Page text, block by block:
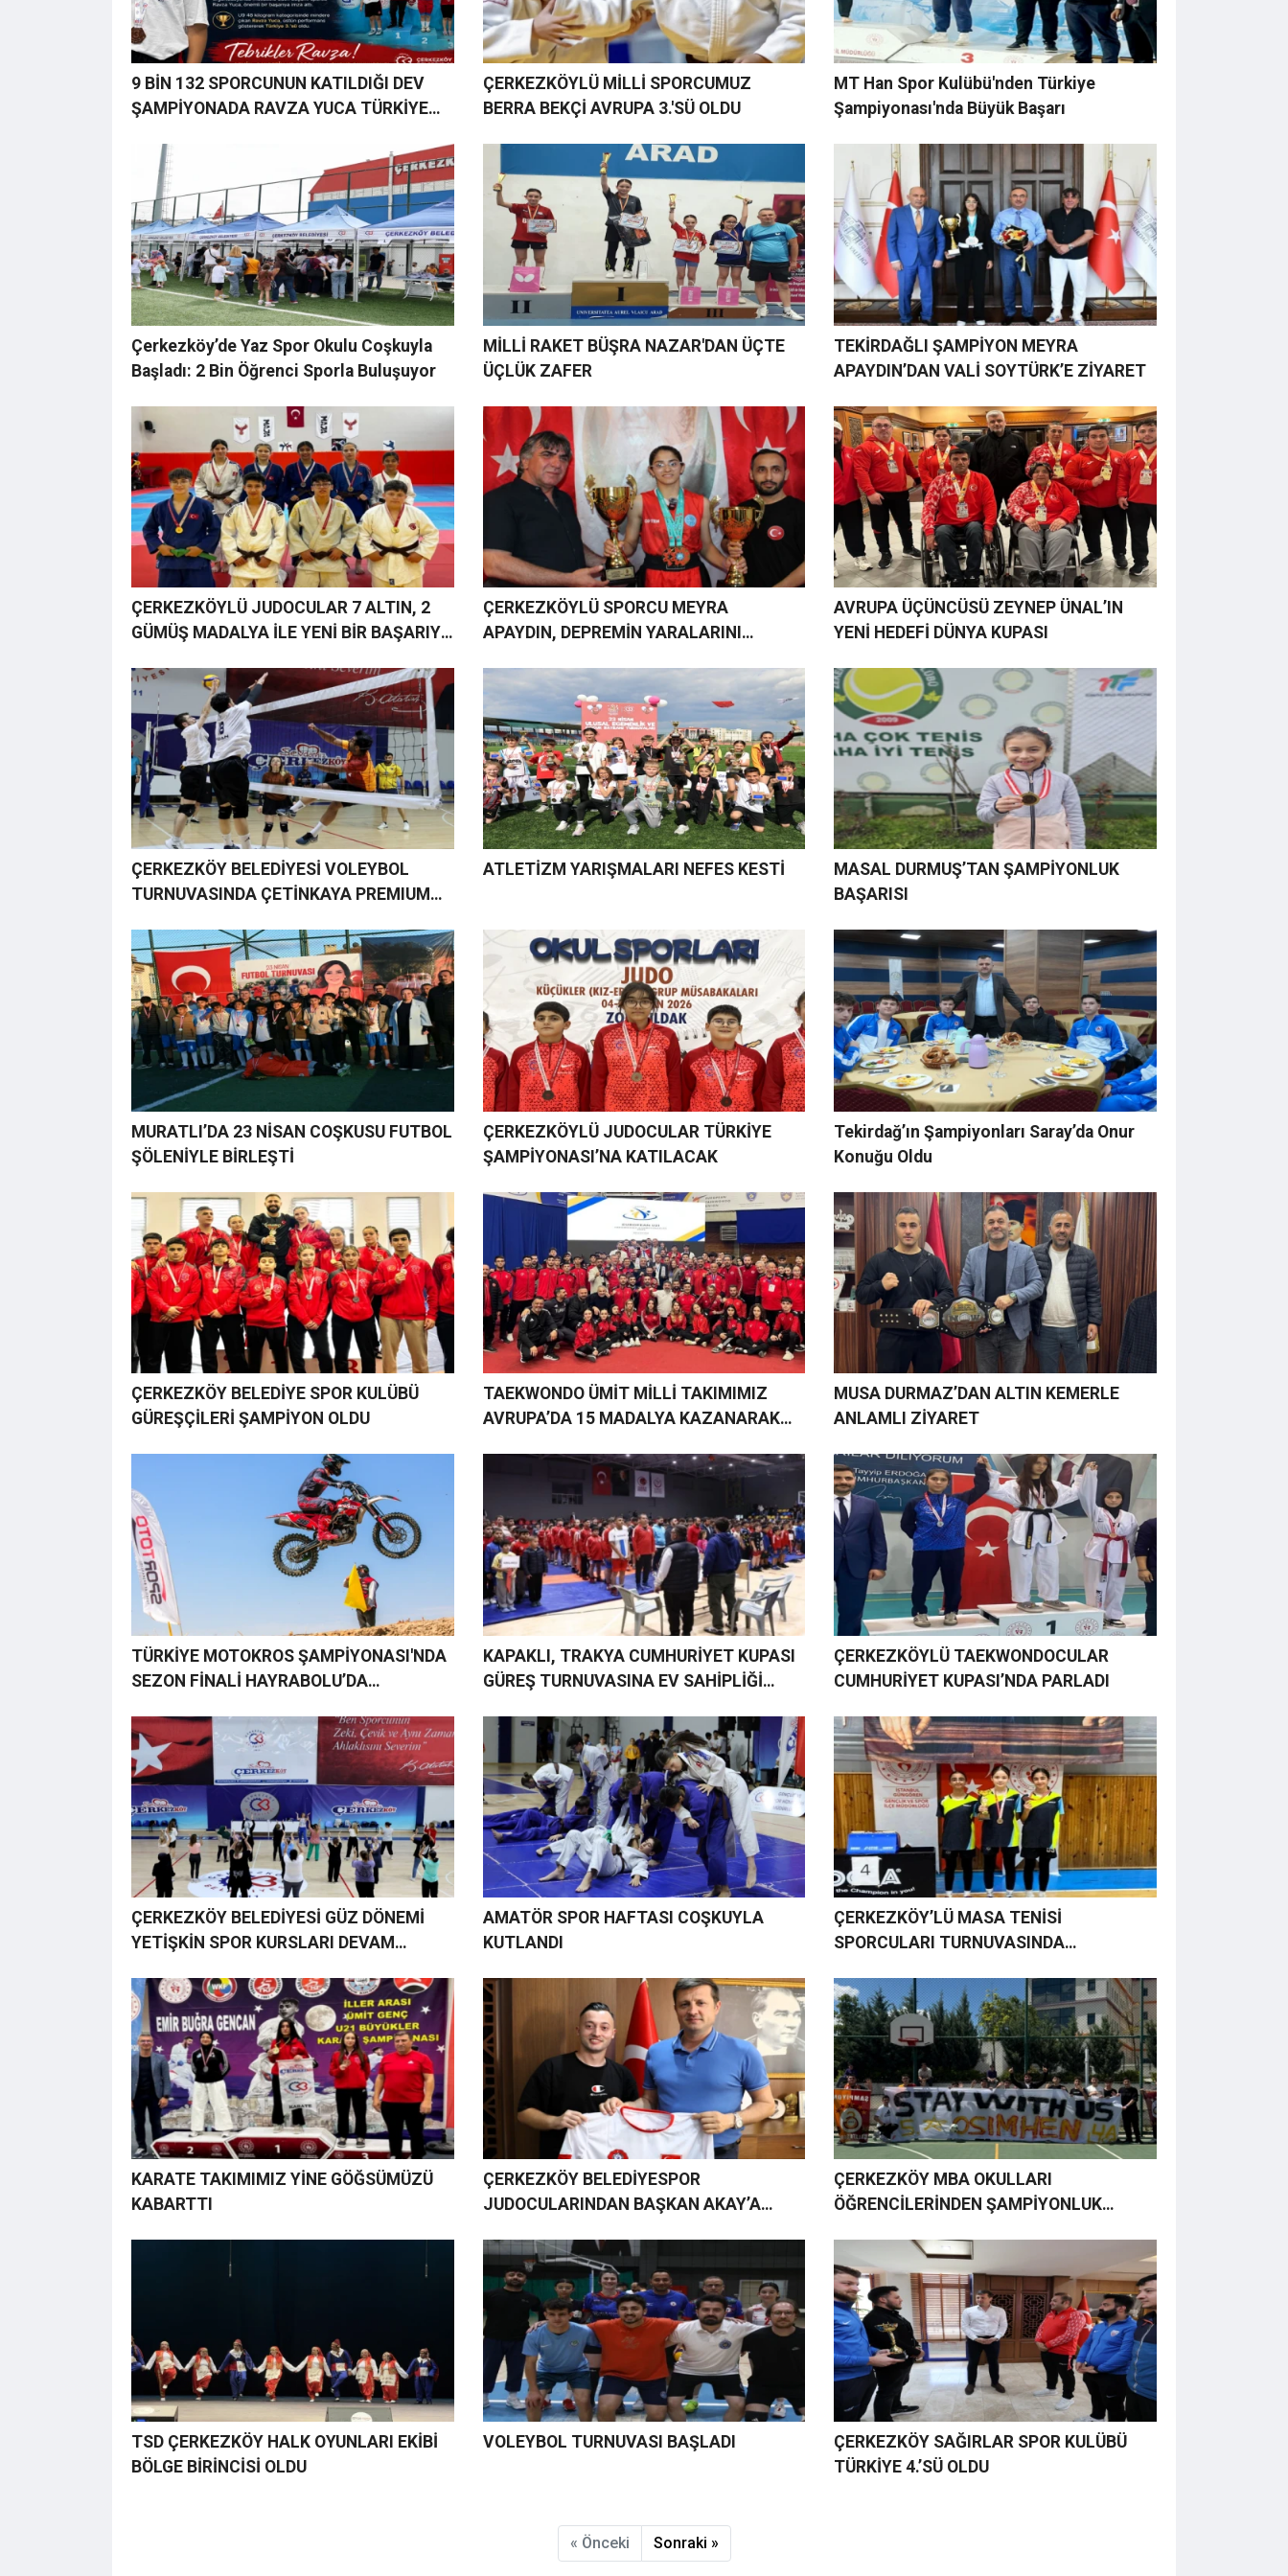
9 BİN 132 SPORCUNUN KATILDIĞI DEV
ŞAMPİYONADA RAVZA YUCA TÜRKİYE
ÇERKEZKÖYLÜ MİLLİ SPORCUMUZ
BERRA BEKÇİ AVRUPA 3.'SÜ OLDU
MT Han Spor Kulübü'nden Türkiye
Şampiyonası'nda Büyük Başarı
Çerkezköy’de Yaz Spor Okulu Coşkuyla
Başladı: 2 Bin Öğrenci Sporla Buluşuyor
MİLLİ RAKET BÜŞRA NAZAR'DAN ÜÇTE
ÜÇLÜK ZAFER
TEKİRDAĞLI ŞAMPİYON MEYRA
APAYDIN’DAN VALİ SOYTÜRK’E ZİYARET
ÇERKEZKÖYLÜ JUDOCULAR 7 ALTIN, 2
GÜMÜŞ MADALYA İLE YENİ BİR BAŞARIYA
ÇERKEZKÖYLÜ SPORCU MEYRA
APAYDIN, DEPREMİN YARALARINI
AVRUPA ÜÇÜNCÜSÜ ZEYNEP ÜNAL’IN
YENİ HEDEFİ DÜNYA KUPASI
ÇERKEZKÖY BELEDİYESİ VOLEYBOL
TURNUVASINDA ÇETİNKAYA PREMIUM
ATLETİZM YARIŞMALARI NEFES KESTİ
MASAL DURMUŞ’TAN ŞAMPİYONLUK
BAŞARISI
MURATLI’DA 23 NİSAN COŞKUSU FUTBOL
ŞÖLENİYLE BİRLEŞTİ
ÇERKEZKÖYLÜ JUDOCULAR TÜRKİYE
ŞAMPİYONASI’NA KATILACAK
Tekirdağ’ın Şampiyonları Saray’da Onur
Konuğu Oldu
ÇERKEZKÖY BELEDİYE SPOR KULÜBÜ
GÜREŞÇİLERİ ŞAMPİYON OLDU
TAEKWONDO ÜMİT MİLLİ TAKIMIMIZ
AVRUPA’DA 15 MADALYA KAZANARAK
MUSA DURMAZ’DAN ALTIN KEMERLE
ANLAMLI ZİYARET
TÜRKİYE MOTOKROS ŞAMPİYONASI'NDA
SEZON FİNALİ HAYRABOLU’DA
KAPAKLI, TRAKYA CUMHURİYET KUPASI
GÜREŞ TURNUVASINA EV SAHİPLİĞİ
ÇERKEZKÖYLÜ TAEKWONDOCULAR
CUMHURİYET KUPASI’NDA PARLADI
ÇERKEZKÖY BELEDİYESİ GÜZ DÖNEMİ
YETİŞKİN SPOR KURSLARI DEVAM
AMATÖR SPOR HAFTASI COŞKUYLA
KUTLANDI
ÇERKEZKÖY’LÜ MASA TENİSİ
SPORCULARI TURNUVASINDA
KARATE TAKIMIMIZ YİNE GÖĞSÜMÜZÜ
KABARTTI
ÇERKEZKÖY BELEDİYESPOR
JUDOCULARINDAN BAŞKAN AKAY’A
ÇERKEZKÖY MBA OKULLARI
ÖĞRENCİLERİNDEN ŞAMPİYONLUK
DİKKAT ÇEKTİ
TSD ÇERKEZKÖY HALK OYUNLARI EKİBİ
BÖLGE BİRİNCİSİ OLDU
VOLEYBOL TURNUVASI BAŞLADI
ÇERKEZKÖY SAĞIRLAR SPOR KULÜBÜ
TÜRKİYE 4.’SÜ OLDU
« Önceki Sonraki »